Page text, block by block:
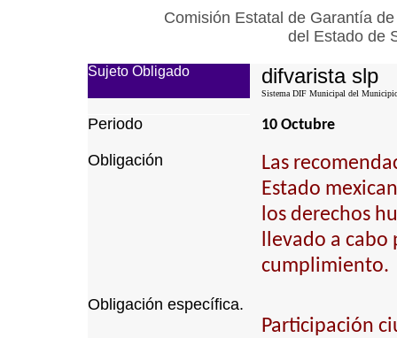
Comisión Estatal de Garantía
del Estado de
Sujeto Obligado difvarista slp
Sistema DIF Municipal del
Periodo 10 Octubre
Obligación
Las
Estado
los derechos
llevado a cabo
cumplimiento.
Obligación específica.
Participación